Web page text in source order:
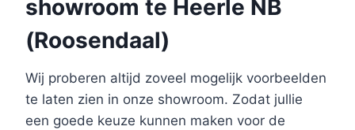
showroom te Heerle NB
(Roosendaal)
Wij proberen altijd zoveel mogelijk voorbeelden
te laten zien in onze showroom. Zodat jullie
een goede keuze kunnen maken voor de